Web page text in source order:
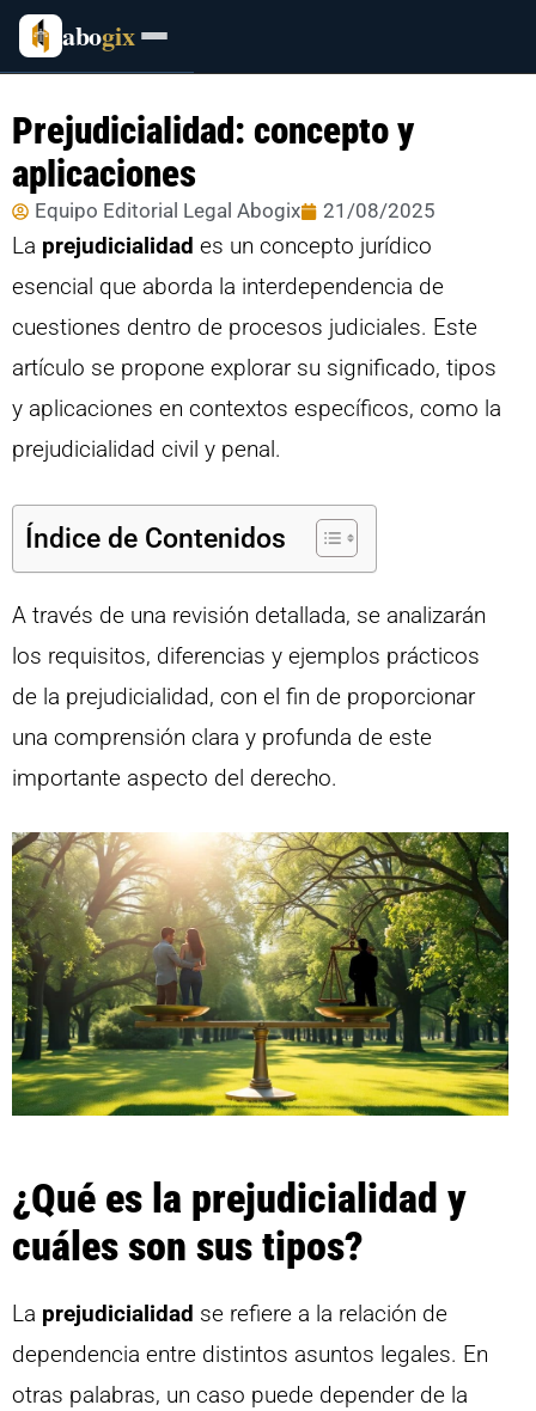
abogix
Prejudicialidad: concepto y
aplicaciones
Equipo Editorial Legal Abogix 21/08/2025
La prejudicialidad es un concepto jurídico
esencial que aborda la interdependencia de
cuestiones dentro de procesos judiciales. Este
artículo se propone explorar su significado, tipos
y aplicaciones en contextos específicos, como la
prejudicialidad civil y penal.
Índice de Contenidos
A través de una revisión detallada, se analizarán
los requisitos, diferencias y ejemplos prácticos
de la prejudicialidad, con el fin de proporcionar
una comprensión clara y profunda de este
importante aspecto del derecho.
¿Qué es la prejudicialidad y
cuáles son sus tipos?
La prejudicialidad se refiere a la relación de
dependencia entre distintos asuntos legales. En
otras palabras, un caso puede depender de la